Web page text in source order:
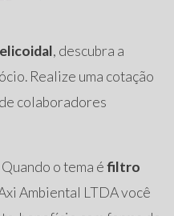
, descubra a
Realize uma cotação
colaboradores
o tema éfiltro
Ambiental LTDA você